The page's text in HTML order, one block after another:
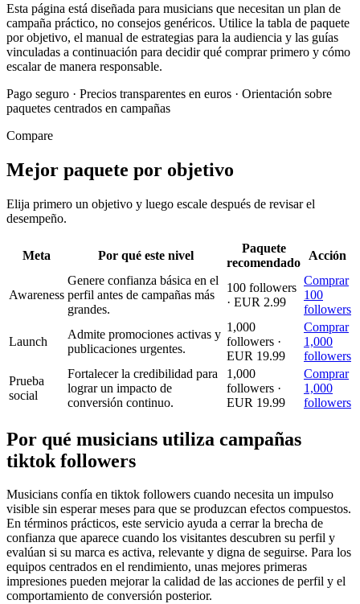
Esta página está diseñada para musicians que necesitan un plan de
campaña práctico, no consejos genéricos. Utilice la tabla de paquete
por objetivo, el manual de estrategias para la audiencia y las guías
vinculadas a continuación para decidir qué comprar primero y cómo
escalar de manera responsable.
Pago seguro · Precios transparentes en euros · Orientación sobre
paquetes centrados en campañas
Compare
Mejor paquete por objetivo
Elija primero un objetivo y luego escale después de revisar el
desempeño.
Meta Por qué este nivel
Paquete
recomendado
Acción
Awareness
Genere confianza básica en el
perfil antes de campañas más
grandes.
100 followers
· EUR 2.99
Comprar
100
followers
Launch
Admite promociones activas y
publicaciones urgentes.
1,000
followers ·
EUR 19.99
Comprar
1,000
followers
Prueba
social
Fortalecer la credibilidad para
lograr un impacto de
conversión continuo.
1,000
followers ·
EUR 19.99
Comprar
1,000
followers
Por qué musicians utiliza campañas
tiktok followers
Musicians confía en tiktok followers cuando necesita un impulso
visible sin esperar meses para que se produzcan efectos compuestos.
En términos prácticos, este servicio ayuda a cerrar la brecha de
confianza que aparece cuando los visitantes descubren su perfil y
evalúan si su marca es activa, relevante y digna de seguirse. Para los
equipos centrados en el rendimiento, unas mejores primeras
impresiones pueden mejorar la calidad de las acciones de perfil y el
comportamiento de conversión posterior.